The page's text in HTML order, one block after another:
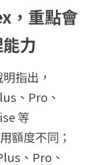
，重點會
力
指出，
、Pro、
等
額度不同；
、Pro、